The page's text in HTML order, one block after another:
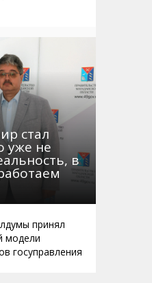
стал
уже не
в
принял
модели
госуправления